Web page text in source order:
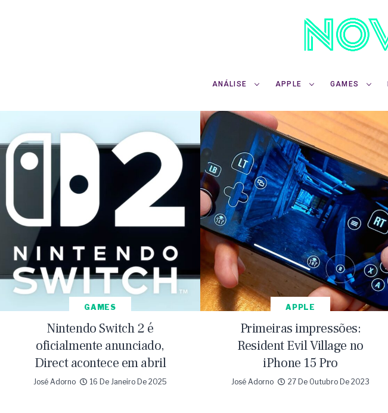
ANÁLISE APPLE GAMES
GAMES
Nintendo Switch 2 é
oficialmente anunciado,
Direct acontece em abril
José Adorno 16 De Janeiro De 2025
APPLE
Primeiras impressões:
Resident Evil Village no
iPhone 15 Pro
José Adorno 27 De Outubro De 2023